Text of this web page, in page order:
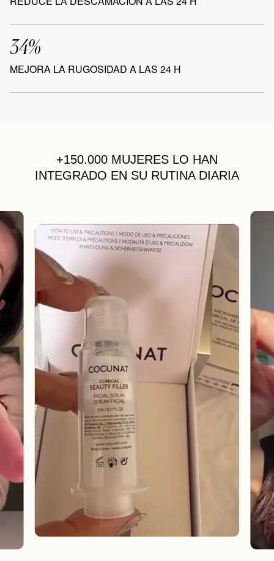
34%
MEJORA LA RUGOSIDAD A LAS 24 H
+150.000 MUJERES LO HAN
INTEGRADO EN SU RUTINA DIARIA